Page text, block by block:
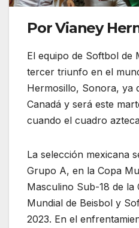
Por Vianey
El equipo de Softbol de
tercer triunfo en el
Hermosillo, Sonora, ya
Canadá y será este
cuando el cuadro
La selección mexicana
Grupo A, en la Copa
Masculino Sub-18 de la
Mundial de Beisbol y
2023. En el